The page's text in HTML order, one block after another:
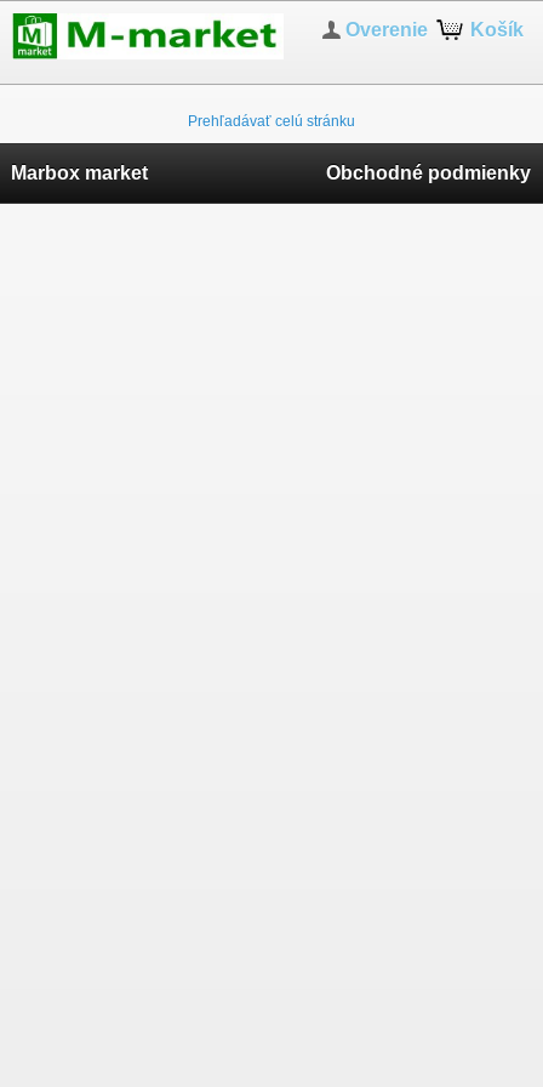
Košík
Overenie
Prehľadávať celú stránku
Marbox market Obchodné podmienky